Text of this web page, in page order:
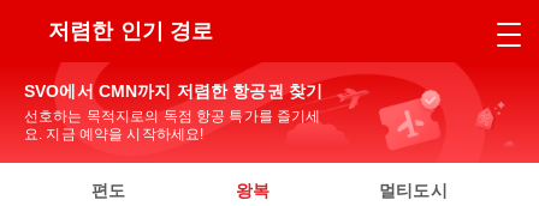
저렴한 인기 경로
SVO에서 CMN까지 저렴한 항공권 찾기
선호하는 목적지로의 독점 항공 특가를 즐기세
요. 지금 예약을 시작하세요!
편도 왕복 멀티도시